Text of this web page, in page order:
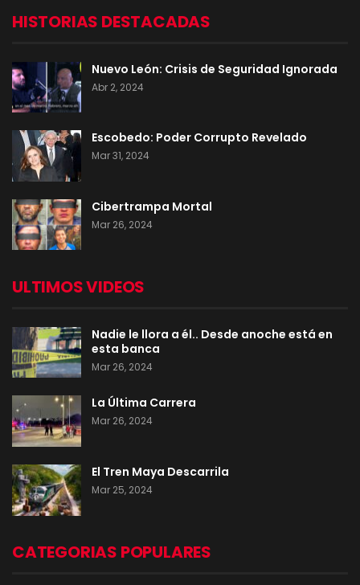
HISTORIAS DESTACADAS
Nuevo León: Crisis de Seguridad Ignorada
Abr 2, 2024
Escobedo: Poder Corrupto Revelado
Mar 31, 2024
Cibertrampa Mortal
Mar 26, 2024
ULTIMOS VIDEOS
Nadie le llora a él.. Desde anoche está en
esta banca
Mar 26, 2024
La Última Carrera
Mar 26, 2024
El Tren Maya Descarrila
Mar 25, 2024
CATEGORIAS POPULARES